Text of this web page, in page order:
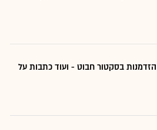
בסקטור חבוט - ועוד כתבות על